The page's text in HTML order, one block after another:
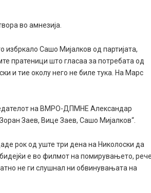
во амнезија.
избркало Сашо Мијалков од партијата,
пратеници што гласаа за потребата од
и тие околу него не биле тука. На Марс
на ВМРО-ДПМНЕ Александар
Заев, Вице Заев, Сашо Мијалков“.
рок од уште три дена на Николоски да
е во филмот на помирувањето,
не ги слушнал ни обвинувањата на